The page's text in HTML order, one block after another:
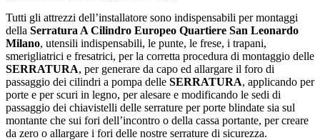
Tutti gli attrezzi dell’installatore sono indispensabili per montaggi
della Serratura A Cilindro Europeo Quartiere San Leonardo
Milano, utensili indispensabili, le punte, le frese, i trapani,
smerigliatrici e fresatrici, per la corretta procedura di montaggio delle
SERRATURA, per generare da capo ed allargare il foro di
passaggio dei cilindri a pompa delle SERRATURA, applicando per
porte e per scuri in legno, per alesare e modificando le sedi di
passaggio dei chiavistelli delle serrature per porte blindate sia sul
montante che sui fori dell’incontro o della cassa portante, per creare
da zero o allargare i fori delle nostre serrature di sicurezza.